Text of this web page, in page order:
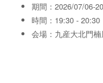
期間：2026/07/06-
時間：19:30 - 20:30
会場：九産大北門